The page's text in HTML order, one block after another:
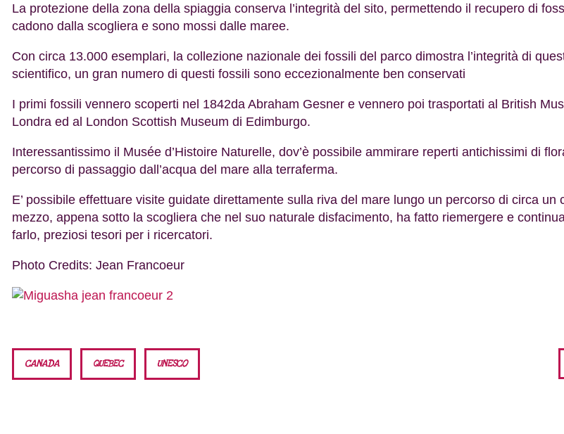
La protezione della zona della spiaggia conserva l’integrità del sito, permettendo il recupero di
cadono dalla scogliera e sono mossi dalle maree.
Con circa 13.000 esemplari, la collezione nazionale dei fossili del parco dimostra l’integrità di
scientifico, un gran numero di questi fossili sono eccezionalmente ben conservati
I primi fossili vennero scoperti nel 1842da Abraham Gesner e vennero poi trasportati al British
Londra ed al London Scottish Museum di Edimburgo.
Interessantissimo il Musée d’Histoire Naturelle, dov’è possibile ammirare reperti antichissimi di
percorso di passaggio dall’acqua del mare alla terraferma.
E’ possibile effettuare visite guidate direttamente sulla riva del mare lungo un percorso di circa un
mezzo, appena sotto la scogliera che nel suo naturale disfacimento, ha fatto riemergere e
farlo, preziosi tesori per i ricercatori.
Photo Credits: Jean Francoeur
CANADA QUEBEC UNESCO